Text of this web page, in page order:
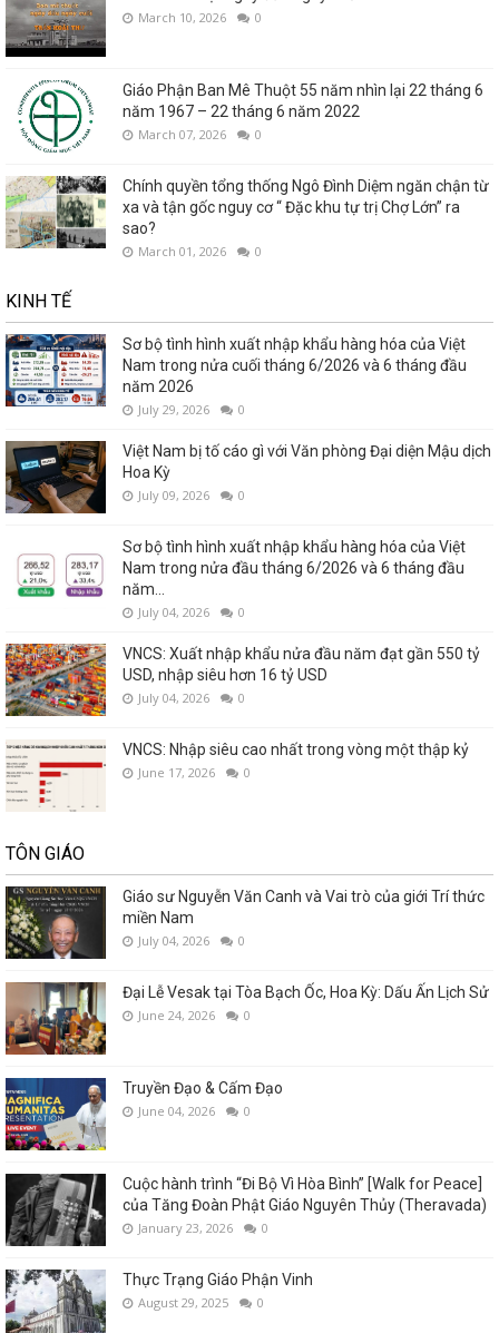
March 10, 2026 0
Giáo Phận Ban Mê Thuột 55 năm nhìn lại 22 tháng 6
năm 1967 – 22 tháng 6 năm 2022
March 07, 2026 0
Chính quyền tổng thống Ngô Đình Diệm ngăn chận từ
xa và tận gốc nguy cơ “ Đặc khu tự trị Chợ Lớn” ra
sao?
March 01, 2026 0
KINH TẾ
Sơ bộ tình hình xuất nhập khẩu hàng hóa của Việt
Nam trong nửa cuối tháng 6/2026 và 6 tháng đầu
năm 2026
July 29, 2026 0
Việt Nam bị tố cáo gì với Văn phòng Đại diện Mậu dịch
Hoa Kỳ
July 09, 2026 0
Sơ bộ tình hình xuất nhập khẩu hàng hóa của Việt
Nam trong nửa đầu tháng 6/2026 và 6 tháng đầu
năm...
July 04, 2026 0
VNCS: Xuất nhập khẩu nửa đầu năm đạt gần 550 tỷ
USD, nhập siêu hơn 16 tỷ USD
July 04, 2026 0
VNCS: Nhập siêu cao nhất trong vòng một thập kỷ
June 17, 2026 0
TÔN GIÁO
Giáo sư Nguyễn Văn Canh và Vai trò của giới Trí thức
miền Nam
July 04, 2026 0
Đại Lễ Vesak tại Tòa Bạch Ốc, Hoa Kỳ: Dấu Ấn Lịch Sử
June 24, 2026 0
Truyền Đạo & Cấm Đạo
June 04, 2026 0
Cuộc hành trình “Đi Bộ Vì Hòa Bình” [Walk for Peace]
của Tăng Đoàn Phật Giáo Nguyên Thủy (Theravada)
January 23, 2026 0
Thực Trạng Giáo Phận Vinh
August 29, 2025 0